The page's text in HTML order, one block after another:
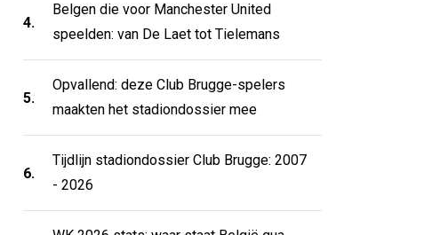
4.
Belgen die voor Manchester United
speelden: van De Laet tot Tielemans
5.
Opvallend: deze Club Brugge-spelers
maakten het stadiondossier mee
6.
Tijdlijn stadiondossier Club Brugge: 2007
- 2026